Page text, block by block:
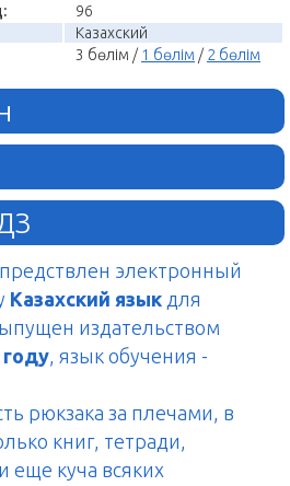
96
Казахский
3 бөлім / 1 бөлім / 2 бөлім
электронный
Казахский язык для
издательством
году, язык обучения -
рюкзака за плечами, в
книг, тетради,
еще куча всяких